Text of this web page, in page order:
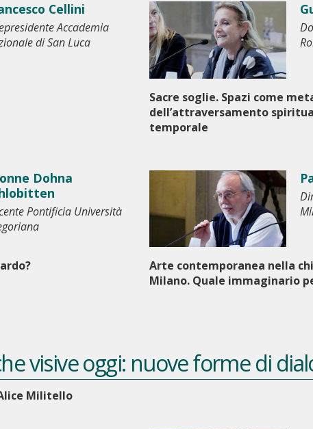
Cellini
Accademia
di San Luca
Sacre soglie. Spazi come
dell’attraversamento
temporale
Dohna
Pontificia Università
Arte contemporanea nella
Milano. Quale immaginario
visive oggi: nuove forme di
Militello